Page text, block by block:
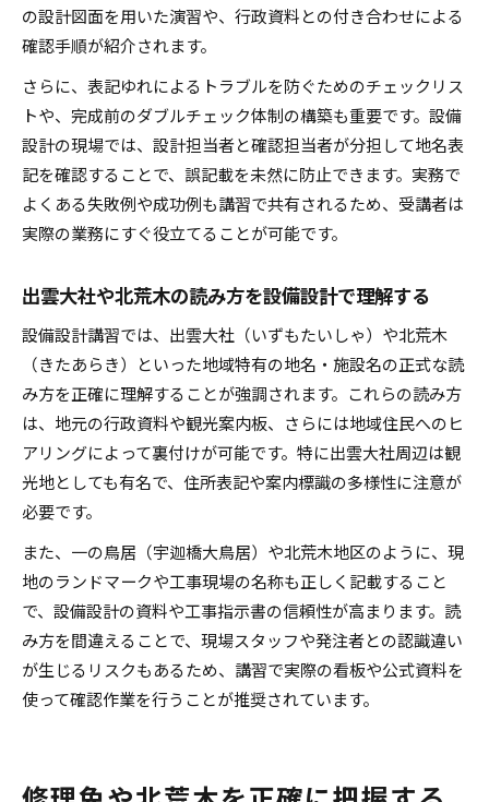
の設計図面を用いた演習や、行政資料との付き合わせによる
確認手順が紹介されます。
さらに、表記ゆれによるトラブルを防ぐためのチェックリス
トや、完成前のダブルチェック体制の構築も重要です。設備
設計の現場では、設計担当者と確認担当者が分担して地名表
記を確認することで、誤記載を未然に防止できます。実務で
よくある失敗例や成功例も講習で共有されるため、受講者は
実際の業務にすぐ役立てることが可能です。
出雲大社や北荒木の読み方を設備設計で理解する
設備設計講習では、出雲大社（いずもたいしゃ）や北荒木
（きたあらき）といった地域特有の地名・施設名の正式な読
み方を正確に理解することが強調されます。これらの読み方
は、地元の行政資料や観光案内板、さらには地域住民へのヒ
アリングによって裏付けが可能です。特に出雲大社周辺は観
光地としても有名で、住所表記や案内標識の多様性に注意が
必要です。
また、一の鳥居（宇迦橋大鳥居）や北荒木地区のように、現
地のランドマークや工事現場の名称も正しく記載すること
で、設備設計の資料や工事指示書の信頼性が高まります。読
み方を間違えることで、現場スタッフや発注者との認識違い
が生じるリスクもあるため、講習で実際の看板や公式資料を
使って確認作業を行うことが推奨されています。